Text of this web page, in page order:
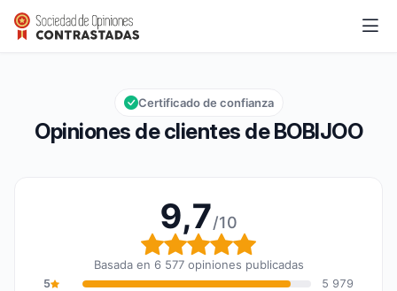
BOBIJOO
Calificación global: 9,7 de 10
9,7/10
Opiniones de clientes de BOBIJOO
Certificado de confianza
9,7/10
Calificación global: 9,7
Basada en 6 577 opiniones publicadas
5
5 979